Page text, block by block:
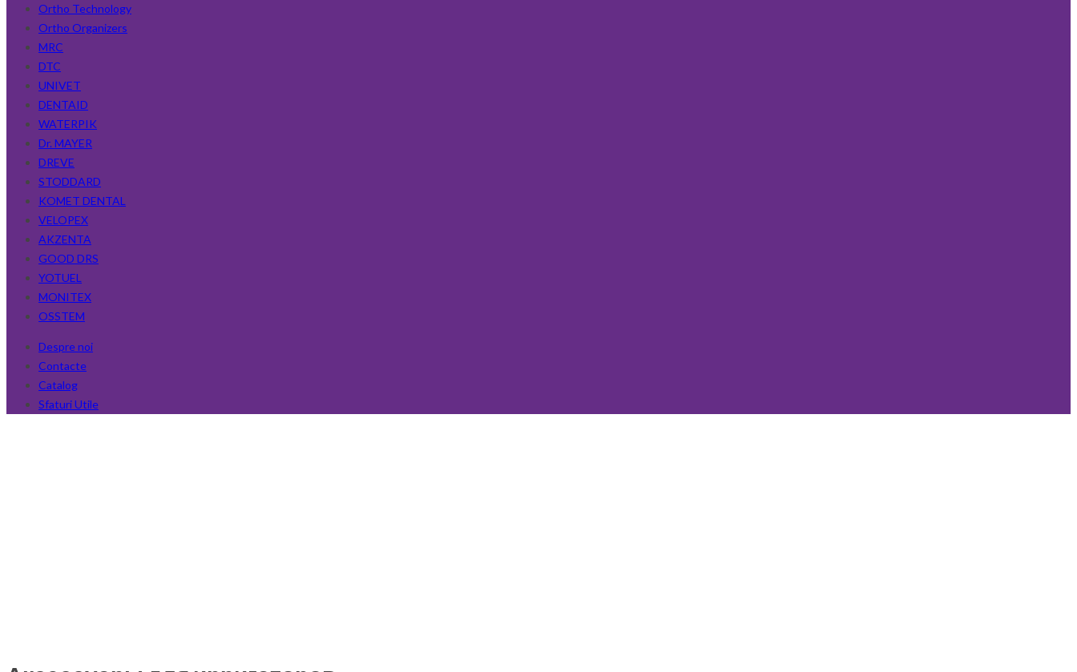
Ortho Technology
Ortho Organizers
MRC
DTC
UNIVET
DENTAID
WATERPIK
Dr. MAYER
DREVE
STODDARD
KOMET DENTAL
VELOPEX
AKZENTA
GOOD DRS
YOTUEL
MONITEX
OSSTEM
Despre noi
Contacte
Catalog
Sfaturi Utile